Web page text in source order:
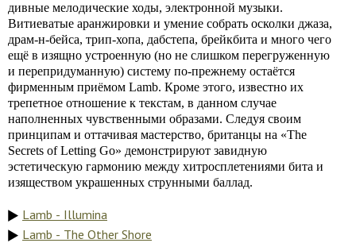
дивные мелодические ходы, электронной музыки.
Витиеватые аранжировки и умение собрать осколки джаза,
драм-н-бейса, трип-хопа, дабстепа, брейкбита и много чего
ещё в изящно устроенную (но не слишком перегруженную
и перепридуманную) систему по-прежнему остаётся
фирменным приёмом Lamb. Кроме этого, известно их
трепетное отношение к текстам, в данном случае
наполненных чувственными образами. Следуя своим
принципам и оттачивая мастерство, британцы на «The
Secrets of Letting Go» демонстрируют завидную
эстетическую гармонию между хитросплетениями бита и
изяществом украшенных струнными баллад.
Lamb - Illumina
Lamb - The Other Shore